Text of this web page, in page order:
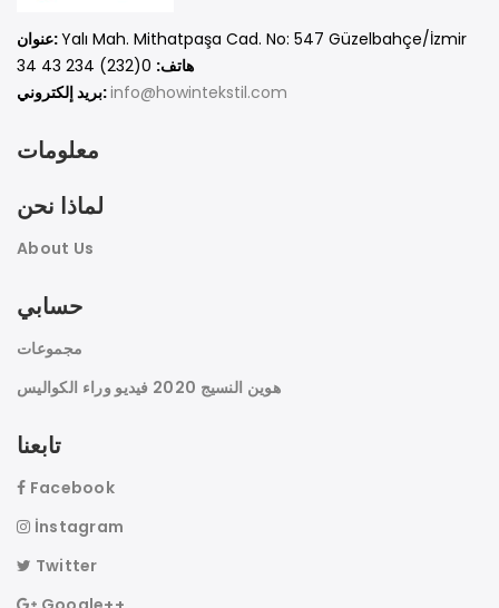
عنوان:Yalı Mah. Mithatpaşa Cad. No: 547 Güzelbahçe/İzmir
هاتف:
بريد إلكتروني:info@howintekstil.com
معلومات
لماذا نحن
About Us
حسابي
مجموعات
هوين النسيج 2020 فيديو وراء الكواليس
تابعنا
Facebook
İnstagram
Twitter